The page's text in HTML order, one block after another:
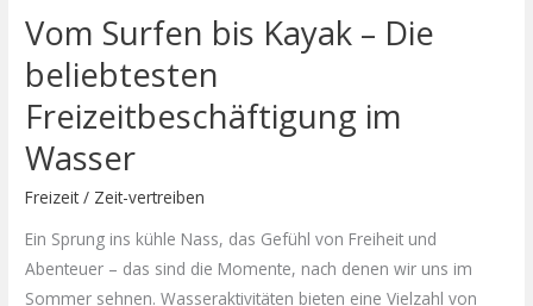
Vom Surfen bis Kayak – Die
beliebtesten
Freizeitbeschäftigung im
Wasser
Freizeit/ Zeit-vertreiben
Ein Sprung ins kühle Nass, das Gefühl von Freiheit und
Abenteuer – das sind die Momente, nach denen wir uns im
Sommer sehnen. Wasseraktivitäten bieten eine Vielzahl von